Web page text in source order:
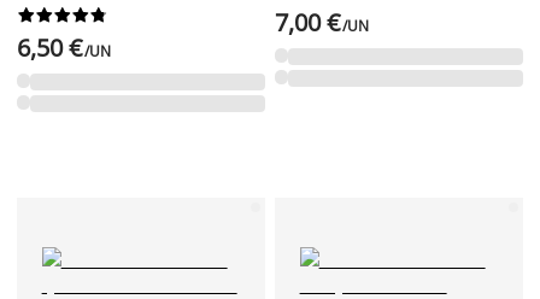






6,50 €/UN
7,00 €/UN